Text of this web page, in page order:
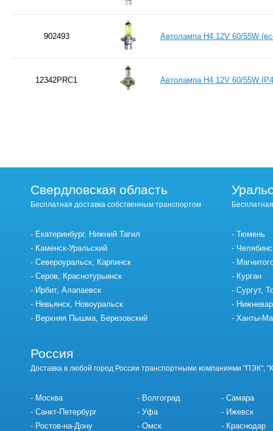
902493 Автолампа H4 12V 60/55W
12342PRC1 Автолампа H4 12V 60/55W
Свердловская область
Бесплатная доставка собственным транспортом
Екатеринбург, Нижний Тагил
Каменск-Уральский
Североуральск, Карпинск
Серов, Краснотурьинск
Ирбит, Алапаевск
Невьянск, Новоуральск
Верхняя Пышма, Березовский
Тюмень
Курган
Сургут,
Ханты-
Россия
Доставка в любой город России транспортными компаниями "ПЭК",
Москва
Санкт-Петербург
Ростов-на-Дону
Волгоград
Уфа
Омск
Самара
Ижевск
Краснодар